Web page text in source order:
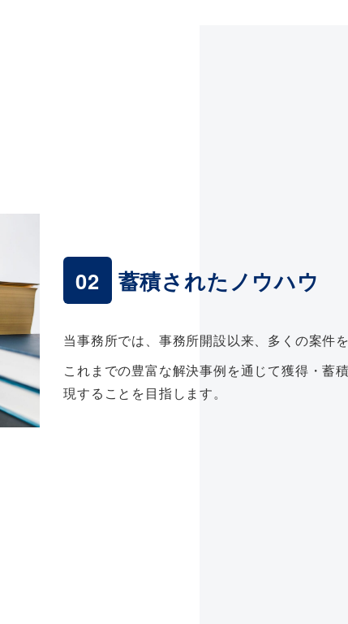
02 蓄積されたノウハウ
当事務所では、事務所開設以来、多くの案件
これまでの豊富な解決事例を通じて獲得・蓄
現することを目指します。